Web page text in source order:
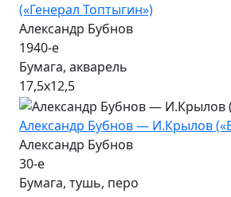
(«Генерал Топтыгин»)
Александр Бубнов
1940-е
Бумага, акварель
17,5х12,5
Александр Бубнов — И.Крылов
Александр Бубнов
30-е
Бумага, тушь, перо